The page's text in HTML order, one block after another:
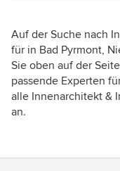
Auf der Suche nach
für in Bad Pyrmont,
Sie oben auf der
passende Experten
alle Innenarchitekt &
an.